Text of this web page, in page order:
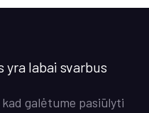
labai svarbus
galėtume pasiūlyti